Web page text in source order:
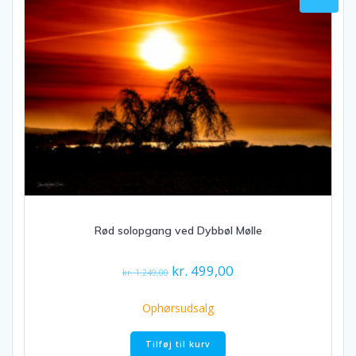
Rød solopgang ved Dybbøl Mølle
kr.1.249,00 Den
pris
kr. 1.249,00.
kr. 499,00
Ophørsudsalg
Tilføj til kurv